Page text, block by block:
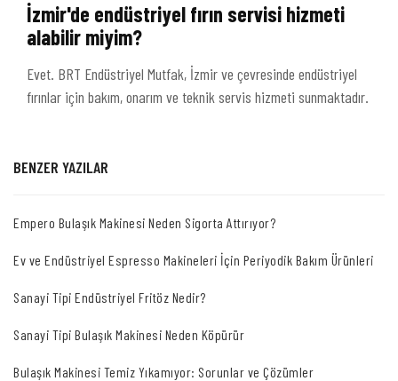
İzmir'de endüstriyel fırın servisi hizmeti
alabilir miyim?
Evet. BRT Endüstriyel Mutfak, İzmir ve çevresinde endüstriyel
fırınlar için bakım, onarım ve teknik servis hizmeti sunmaktadır.
BENZER YAZILAR
Empero Bulaşık Makinesi Neden Sigorta Attırıyor?
Ev ve Endüstriyel Espresso Makineleri İçin Periyodik Bakım Ürünleri
Sanayi Tipi Endüstriyel Fritöz Nedir?
Sanayi Tipi Bulaşık Makinesi Neden Köpürür
Bulaşık Makinesi Temiz Yıkamıyor: Sorunlar ve Çözümler